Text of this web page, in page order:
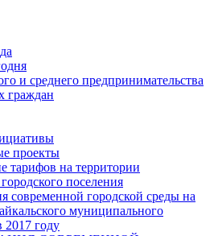
и среднего предпринимательства
граждан
проекты
тарифов на территории
поселения
современной городской среды на
муниципального
2017 году